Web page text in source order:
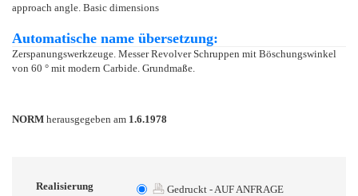
approach angle. Basic dimensions
Automatische name übersetzung:
Zerspanungswerkzeuge. Messer Revolver Schruppen mit Böschungswinkel
von 60 ° mit modern Carbide. Grundmaße.
NORM herausgegeben am 1.6.1978
Realisierung Gedruckt - AUF ANFRAGE